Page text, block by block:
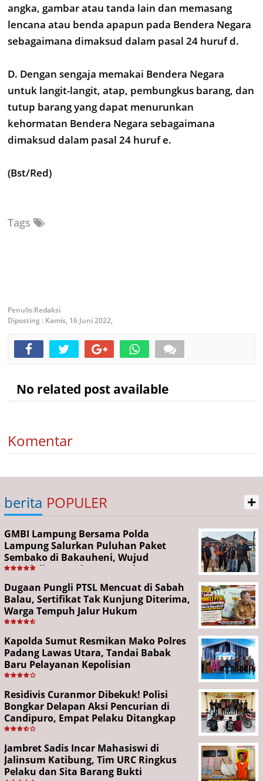
angka, gambar atau tanda lain dan memasang
lencana atau benda apapun pada Bendera Negara
sebagaimana dimaksud dalam pasal 24 huruf d.
D. Dengan sengaja memakai Bendera Negara
untuk langit-langit, atap, pembungkus barang, dan
tutup barang yang dapat menurunkan
kehormatan Bendera Negara sebagaimana
dimaksud dalam pasal 24 huruf e.
(Bst/Red)
Tags
Redaksi
Diposting : Kamis, 16 Juni 2022,
No related post available
Komentar
berita POPULER +
GMBI Lampung Bersama Polda
Lampung Salurkan Puluhan Paket
Sembako di Bakauheni, Wujud
Kepedulian Sambut HUT RI ke-81
Dugaan Pungli PTSL Mencuat di Sabah
Balau, Sertifikat Tak Kunjung Diterima,
Warga Tempuh Jalur Hukum
Kapolda Sumut Resmikan Mako Polres
Padang Lawas Utara, Tandai Babak
Baru Pelayanan Kepolisian
Residivis Curanmor Dibekuk! Polisi
Bongkar Delapan Aksi Pencurian di
Candipuro, Empat Pelaku Ditangkap
Jambret Sadis Incar Mahasiswi di
Jalinsum Katibung, Tim URC Ringkus
Pelaku dan Sita Barang Bukti